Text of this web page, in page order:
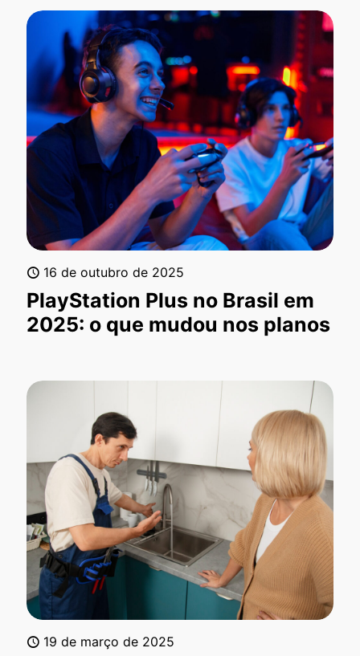
16 de outubro de 2025
PlayStation Plus no Brasil em
2025: o que mudou nos planos
19 de março de 2025